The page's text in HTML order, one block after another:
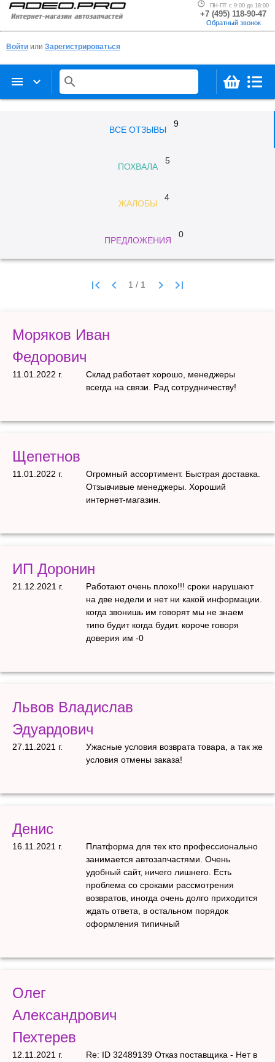
ПН-ПТ с 9:00 до 18:00
+7 (495) 118-90-47
Обратный звонок
Войти или Зарегистрироваться
menu keyboard_arrow_down search
ВСЕ ОТЗЫВЫ
9
ПОХВАЛА
5
ЖАЛОБЫ
4
ПРЕДЛОЖЕНИЯ
0
first_page keyboard_arrow_left keyboard_arrow_right last_page
Моряков Иван
Федорович
11.01.2022 г.
Склад работает хорошо, менеджеры
всегда на связи. Рад сотрудничеству!
Щепетнов
11.01.2022 г.
Огромный ассортимент. Быстрая доставка.
Отзывчивые менеджеры. Хороший
интернет-магазин.
ИП Доронин
21.12.2021 г.
Работают очень плохо!!! сроки нарушают
на две недели и нет ни какой информации.
когда звонишь им говорят мы не знаем
типо будит когда будит. короче говоря
доверия им -0
Львов Владислав
Эдуардович
27.11.2021 г.
Ужасные условия возврата товара, а так же
условия отмены заказа!
Денис
16.11.2021 г.
Платформа для тех кто профессионально
занимается автозапчастями. Очень
удобный сайт, ничего лишнего. Есть
проблема со сроками рассмотрения
возвратов, иногда очень долго приходится
ждать ответа, в остальном порядок
оформления типичный
Олег
Александрович
Пехтерев
12.11.2021 г.
Re: ID 32489139 Отказ поставщика - Нет в